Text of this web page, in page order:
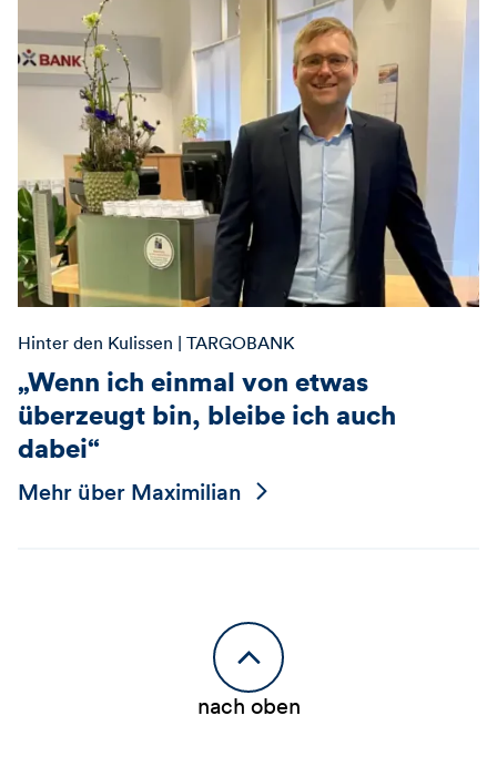
Hinter den Kulissen | TARGOBANK
„Wenn ich einmal von etwas
überzeugt bin, bleibe ich auch
dabei“
Mehr über Maximilian
nach oben